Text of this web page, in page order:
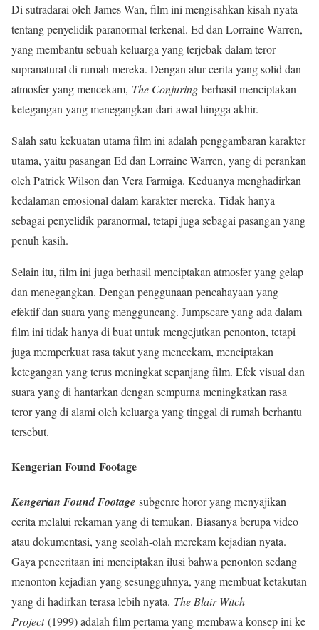
Di sutradarai oleh James Wan, film ini mengisahkan kisah nyata
tentang penyelidik paranormal terkenal. Ed dan Lorraine Warren,
yang membantu sebuah keluarga yang terjebak dalam teror
supranatural di rumah mereka. Dengan alur cerita yang solid dan
atmosfer yang mencekam, The Conjuring berhasil menciptakan
ketegangan yang menegangkan dari awal hingga akhir.
Salah satu kekuatan utama film ini adalah penggambaran karakter
utama, yaitu pasangan Ed dan Lorraine Warren, yang di perankan
oleh Patrick Wilson dan Vera Farmiga. Keduanya menghadirkan
kedalaman emosional dalam karakter mereka. Tidak hanya
sebagai penyelidik paranormal, tetapi juga sebagai pasangan yang
penuh kasih.
Selain itu, film ini juga berhasil menciptakan atmosfer yang gelap
dan menegangkan. Dengan penggunaan pencahayaan yang
efektif dan suara yang mengguncang. Jumpscare yang ada dalam
film ini tidak hanya di buat untuk mengejutkan penonton, tetapi
juga memperkuat rasa takut yang mencekam, menciptakan
ketegangan yang terus meningkat sepanjang film. Efek visual dan
suara yang di hantarkan dengan sempurna meningkatkan rasa
teror yang di alami oleh keluarga yang tinggal di rumah berhantu
tersebut.
Kengerian Found Footage
Kengerian Found Footage subgenre horor yang menyajikan
cerita melalui rekaman yang di temukan. Biasanya berupa video
atau dokumentasi, yang seolah-olah merekam kejadian nyata.
Gaya penceritaan ini menciptakan ilusi bahwa penonton sedang
menonton kejadian yang sesungguhnya, yang membuat ketakutan
yang di hadirkan terasa lebih nyata. The Blair Witch
Project(1999) adalah film pertama yang membawa konsep ini ke